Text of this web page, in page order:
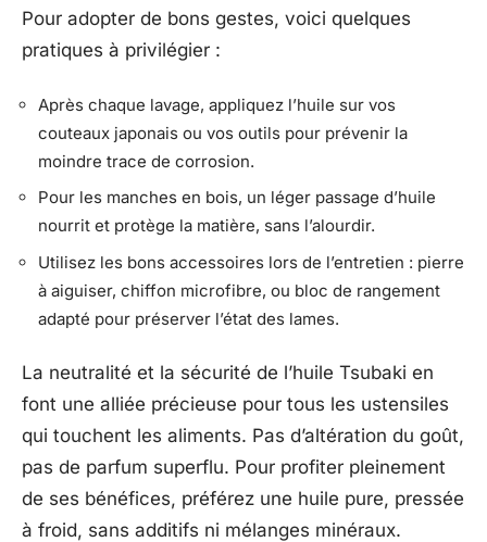
Pour adopter de bons gestes, voici quelques
pratiques à privilégier :
Après chaque lavage, appliquez l’huile sur vos
couteaux japonais ou vos outils pour prévenir la
moindre trace de corrosion.
Pour les manches en bois, un léger passage d’huile
nourrit et protège la matière, sans l’alourdir.
Utilisez les bons accessoires lors de l’entretien : pierre
à aiguiser, chiffon microfibre, ou bloc de rangement
adapté pour préserver l’état des lames.
La neutralité et la sécurité de l’huile Tsubaki en
font une alliée précieuse pour tous les ustensiles
qui touchent les aliments. Pas d’altération du goût,
pas de parfum superflu. Pour profiter pleinement
de ses bénéfices, préférez une huile pure, pressée
à froid, sans additifs ni mélanges minéraux.